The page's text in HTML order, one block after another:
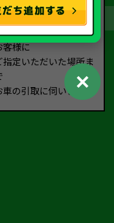
お引取り
客様に
指定いただいた場所ま
車の引取に伺います。
✕